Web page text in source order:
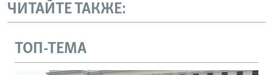
ЧИТАЙТЕ ТАКЖЕ:
ТОП-ТЕМА